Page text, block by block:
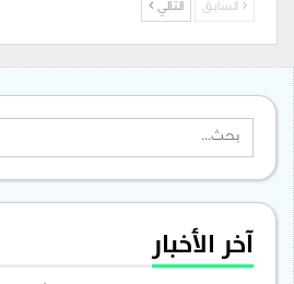
السابق التالي
آخر الأخبار